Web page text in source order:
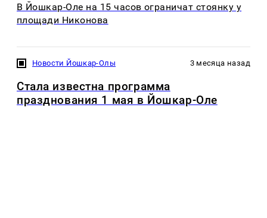
В Йошкар-Оле на 15 часов ограничат стоянку у
площади Никонова
Новости Йошкар-Олы 3 месяца назад
Стала известна программа
празднования 1 мая в Йошкар-Оле